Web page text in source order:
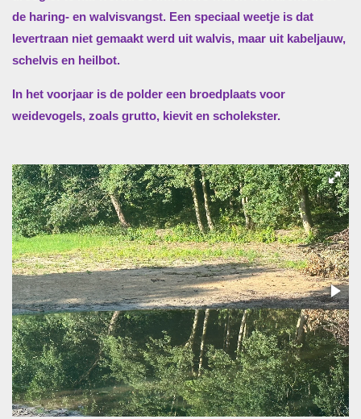
de haring- en walvisvangst. Een speciaal weetje is dat
levertraan niet gemaakt werd uit walvis, maar uit kabeljauw,
schelvis en heilbot.
In het voorjaar is de polder een broedplaats voor
weidevogels, zoals grutto, kievit en scholekster.